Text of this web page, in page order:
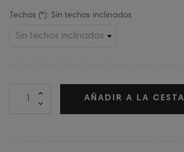
Techos (*): Sin techos inclinados
AÑADIR A LA CESTA